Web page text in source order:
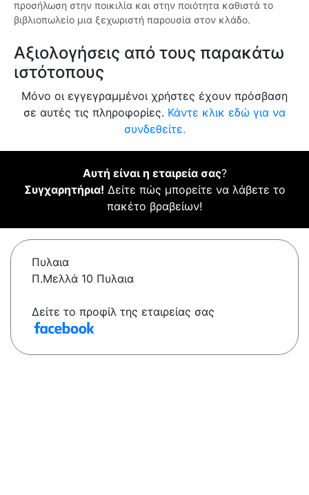
προσήλωση στην ποικιλία και στην ποιότητα καθιστά το
βιβλιοπωλείο μια ξεχωριστή παρουσία στον κλάδο.
Αξιολογήσεις από τους παρακάτω
ιστότοπους
Μόνο οι εγγεγραμμένοι χρήστες έχουν πρόσβαση
σε αυτές τις πληροφορίες. Κάντε κλικ εδώ για να
συνδεθείτε.
Αυτή είναι η εταιρεία σας?
Συγχαρητήρια! Δείτε πώς μπορείτε να λάβετε το
πακέτο βραβείων!
Πυλαια
Π.Μελλά 10 Πυλαια
Δείτε το προφίλ της εταιρείας σας